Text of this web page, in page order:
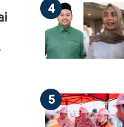
4
5